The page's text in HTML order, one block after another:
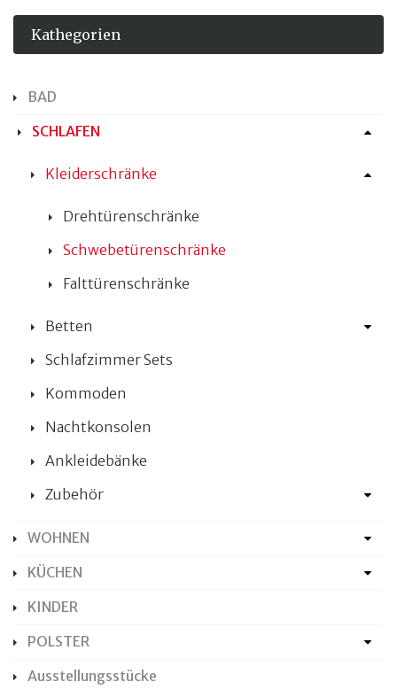
Kathegorien
BAD
SCHLAFEN
Kleiderschränke
Drehtürenschränke
Schwebetürenschränke
Falttürenschränke
Betten
Schlafzimmer Sets
Kommoden
Nachtkonsolen
Ankleidebänke
Zubehör
WOHNEN
KÜCHEN
KINDER
POLSTER
Ausstellungsstücke